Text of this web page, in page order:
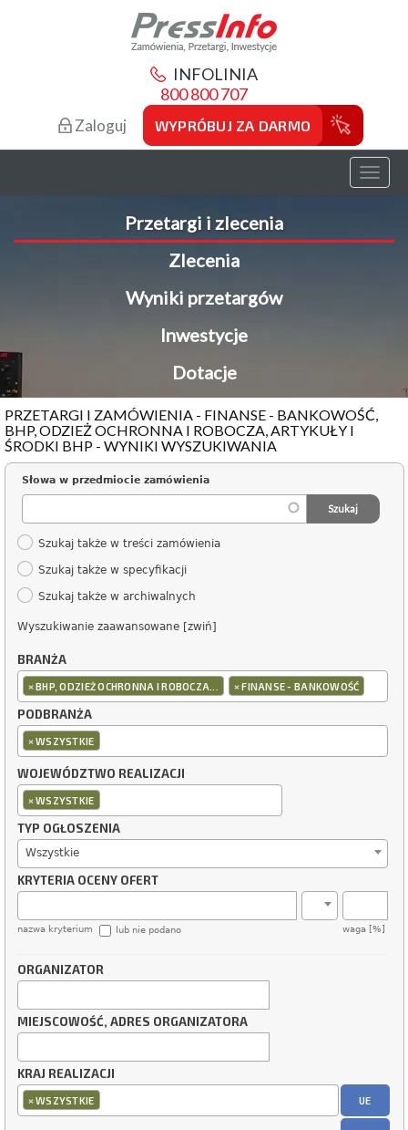
INFOLINIA
800 800 707
Zaloguj WYPRÓBUJ ZA DARMO
Toggle
Przetargi i zlecenia
Zlecenia
Wyniki przetargów
Inwestycje
Dotacje
PRZETARGI I ZAMÓWIENIA - FINANSE - BANKOWOŚĆ,
BHP, ODZIEŻ OCHRONNA I ROBOCZA, ARTYKUŁY I
ŚRODKI BHP - WYNIKI WYSZUKIWANIA
Słowa w przedmiocie zamówienia
Szukaj także w treści zamówienia
Szukaj także w specyfikacji
Szukaj także w archiwalnych
Wyszukiwanie zaawansowane [zwiń]
BRANŻA
×BHP, ODZIEŻ OCHRONNA I ROBOCZA... ×FINANSE - BANKOWOŚĆ
PODBRANŻA
×WSZYSTKIE
WOJEWÓDZTWO REALIZACJI
×WSZYSTKIE
TYP OGŁOSZENIA
Wszystkie
KRYTERIA OCENY OFERT
nazwa kryterium waga [%]
lub nie podano
ORGANIZATOR
MIEJSCOWOŚĆ, ADRES ORGANIZATORA
KRAJ REALIZACJI
×WSZYSTKIE UE